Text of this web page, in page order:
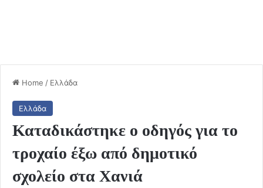
Home / Ελλάδα
Ελλάδα
Καταδικάστηκε ο οδηγός για το
τροχαίο έξω από δημοτικό
σχολείο στα Χανιά